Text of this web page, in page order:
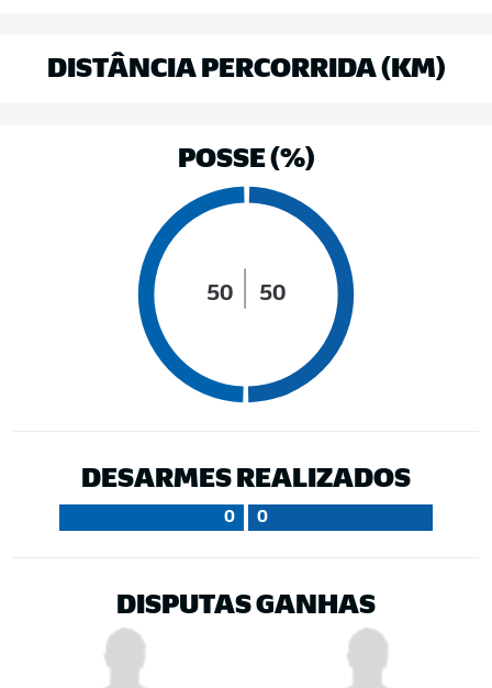
DISTÂNCIA PERCORRIDA (KM)
POSSE (%)
50 50
DESARMES REALIZADOS
0 0
DISPUTAS GANHAS